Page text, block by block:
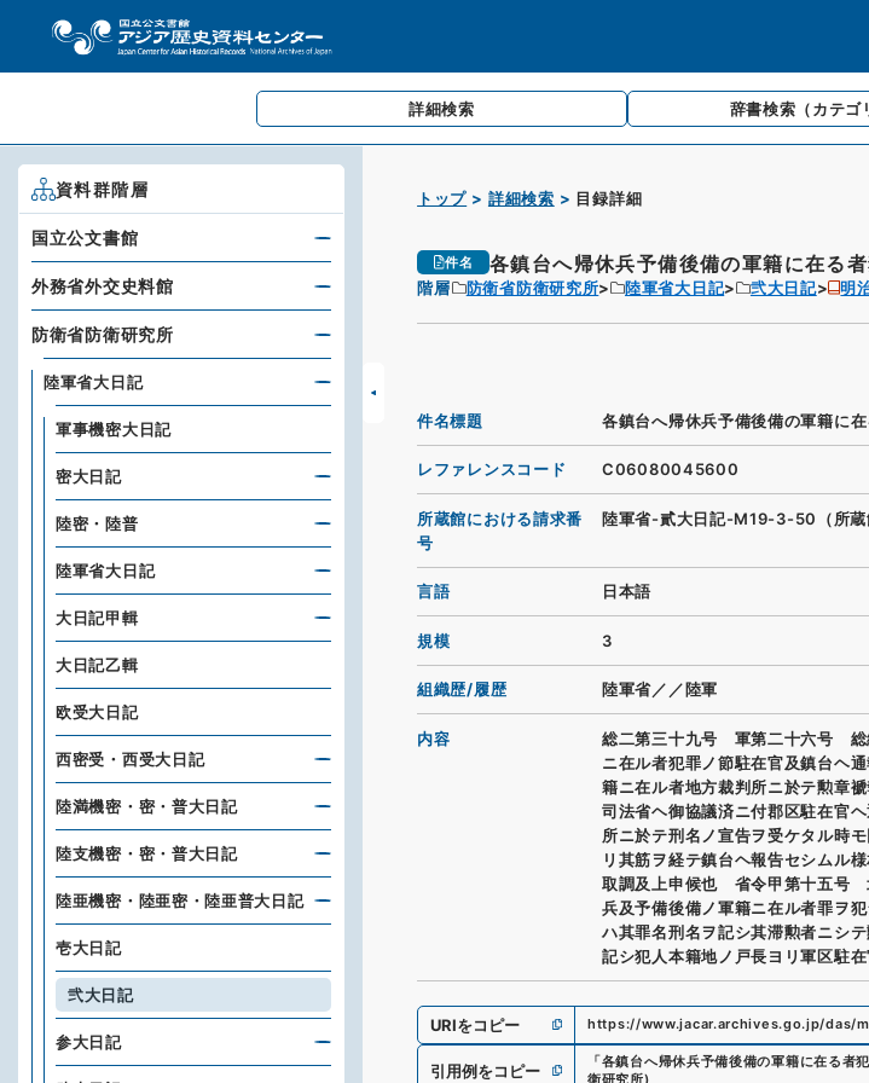
詳細検索 辞書検索 （カテゴ
トップ 詳細検索 目録詳細
件名 各鎮台へ帰休兵予備後備の軍籍に在る
階層 防衛省防衛研究所 陸軍省大日記 弐大日記 明
件名標題 各鎮台へ帰休兵予備後備の軍籍に
レファレンスコード C06080045600
所蔵館における請求番
号
陸軍省-貳大日記-M19-3-50（所蔵
言語 日本語
規模 3
組織歴/履歴 陸軍省／／陸軍
内容
総二第三十九号 軍第二十六号
ニ在ル者犯罪ノ節駐在官及鎮台ヘ
籍ニ在ル者地方裁判所ニ於テ勲章
司法省ヘ御協議済ニ付郡区駐在官
所ニ於テ刑名ノ宣告ヲ受ケタル時
リ其筋ヲ経テ鎮台ヘ報告セシムル
取調及上申候也 省令甲第十五
兵及予備後備ノ軍籍ニ在ル者罪ヲ
ハ其罪名刑名ヲ記シ其滞勲者ニシ
記シ犯人本籍地ノ戸長ヨリ軍区駐
URIをコピー https://www.jacar.archives.go.jp/das/
引用例をコピー 「各鎮台へ帰休兵予備後備の軍籍に在る者
衛研究所)
資料群階層
国立公文書館
外務省外交史料館
防衛省防衛研究所
陸軍省大日記
軍事機密大日記
密大日記
陸密・陸普
陸軍省大日記
大日記甲輯
大日記乙輯
欧受大日記
西密受・西受大日記
陸満機密・密・普大日記
陸支機密・密・普大日記
陸亜機密・陸亜密・陸亜普大日記
壱大日記
弐大日記
参大日記